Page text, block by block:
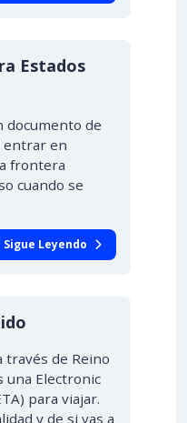
Estados
documento de
entrar en
frontera
cuando se
Sigue Leyendo
través de Reino
una Electronic
para viajar.
y de si vas a